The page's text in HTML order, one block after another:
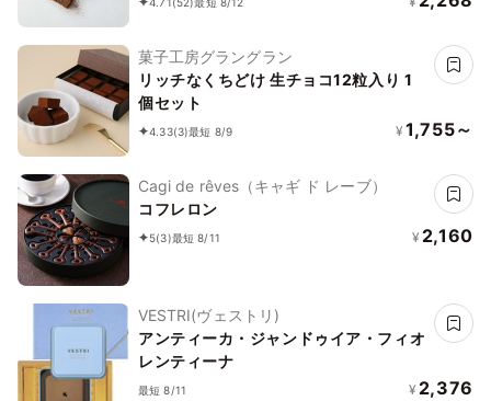
菓子工房グラングラン
リッチなくちどけ 生チョコ12粒入り 1
個セット
4.33(3)最短 8/9 ¥ 1,755～
Cagi de rêves（キャギ ド レーブ）
コフレロン
5(3)最短 8/11 ¥ 2,160
VESTRI(ヴェストリ)
アンティーカ・ジャンドゥイア・フィオ
レンティーナ
最短 8/11 ¥ 2,376